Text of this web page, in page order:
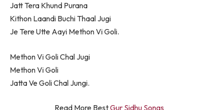
Jatt Tera Khund Purana
Kithon Laandi Buchi Thaal Jugi
Je Tere Utte Aayi Methon Vi Goli.
Methon Vi Goli Chal Jugi
Methon Vi Goli
Jatta Ve Goli Chal Jungi.
Read More BestGur Sidhu Songs